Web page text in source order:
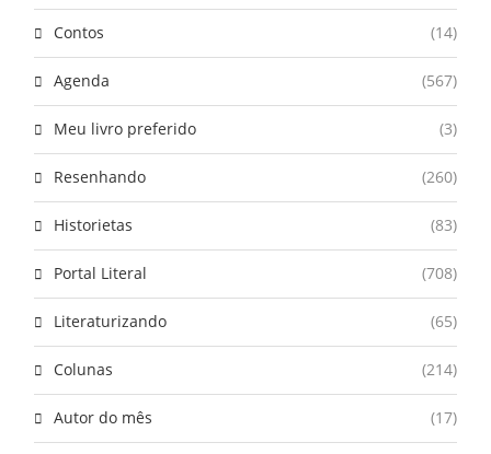
Contos (14)
Agenda (567)
Meu livro preferido (3)
Resenhando (260)
Historietas (83)
Portal Literal (708)
Literaturizando (65)
Colunas (214)
Autor do mês (17)